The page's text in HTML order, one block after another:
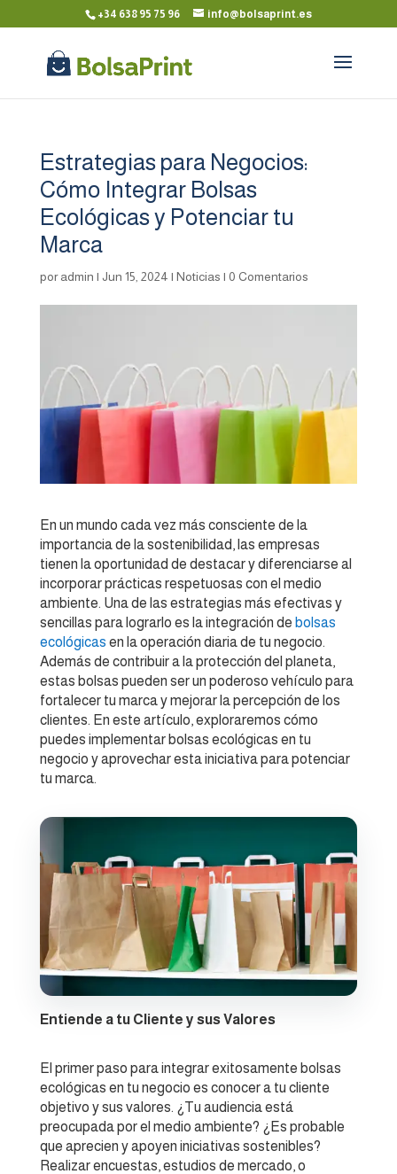
+34 638 95 75 96 info@bolsaprint.es
Estrategias para Negocios:
Cómo Integrar Bolsas
Ecológicas y Potenciar tu
Marca
poradmin | Jun 15, 2024 | Noticias | 0 Comentarios
En un mundo cada vez más consciente de la
importancia de la sostenibilidad, las empresas
tienen la oportunidad de destacar y diferenciarse al
incorporar prácticas respetuosas con el medio
ambiente. Una de las estrategias más efectivas y
sencillas para lograrlo es la integración de bolsas
ecológicas en la operación diaria de tu negocio.
Además de contribuir a la protección del planeta,
estas bolsas pueden ser un poderoso vehículo para
fortalecer tu marca y mejorar la percepción de los
clientes. En este artículo, exploraremos cómo
puedes implementar bolsas ecológicas en tu
negocio y aprovechar esta iniciativa para potenciar
tu marca.
Entiende a tu Cliente y sus Valores
El primer paso para integrar exitosamente bolsas
ecológicas en tu negocio es conocer a tu cliente
objetivo y sus valores. ¿Tu audiencia está
preocupada por el medio ambiente? ¿Es probable
que aprecien y apoyen iniciativas sostenibles?
Realizar encuestas, estudios de mercado, o